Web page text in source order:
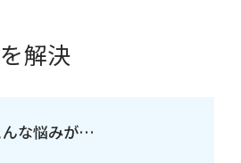
解決
んな悩みが…